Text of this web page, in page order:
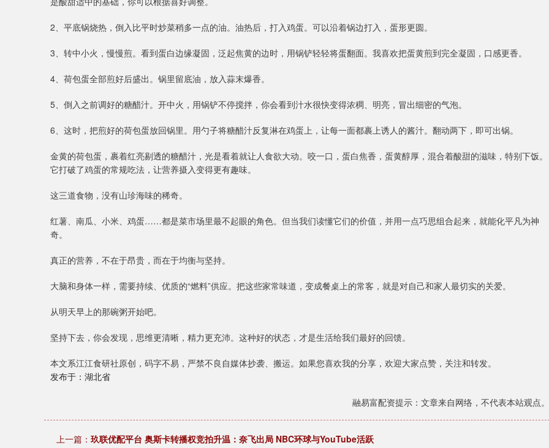
2、平底锅烧热，倒入比平时炒菜稍多一点的油。油热后，打入鸡蛋。可以沿着锅边打入，蛋形更圆。
3、转中小火，慢慢煎。看到蛋白边缘凝固，泛起焦黄的边时，用锅铲轻轻将蛋翻面。我喜欢把蛋黄煎到完全凝固，口感更香。
4、荷包蛋全部煎好后盛出。锅里留底油，放入蒜末爆香。
5、倒入之前调好的糖醋汁。开中火，用锅铲不停搅拌，你会看到汁水很快变得浓稠、明亮，冒出细密的气泡。
6、这时，把煎好的荷包蛋放回锅里。用勺子将糖醋汁反复淋在鸡蛋上，让每一面都裹上诱人的酱汁。翻动两下，即可出锅。
金黄的荷包蛋，裹着红亮剔透的糖醋汁，光是看着就让人食欲大动。咬一口，蛋白焦香，蛋黄醇厚，混合着酸甜的滋味，特别下饭。
它打破了鸡蛋的常规吃法，让营养摄入变得更有趣味。
这三道食物，没有山珍海味的稀奇。
红薯、南瓜、小米、鸡蛋……都是菜市场里最不起眼的角色。但当我们读懂它们的价值，并用一点巧思组合起来，就能化平凡为神
奇。
真正的营养，不在于昂贵，而在于均衡与坚持。
大脑和身体一样，需要持续、优质的“燃料”供应。把这些家常味道，变成餐桌上的常客，就是对自己和家人最切实的关爱。
从明天早上的那碗粥开始吧。
坚持下去，你会发现，思维更清晰，精力更充沛。这种好的状态，才是生活给我们最好的回馈。
本文系江江食研社原创，码字不易，严禁不良自媒体抄袭、搬运。如果您喜欢我的分享，欢迎大家点赞，关注和转发。
发布于：湖北省
融易富配资提示：文章来自网络，不代表本站观点。
上一篇： 玖联优配平台 奥斯卡转播权竞拍升温：奈飞出局 NBC环球与YouTube活跃